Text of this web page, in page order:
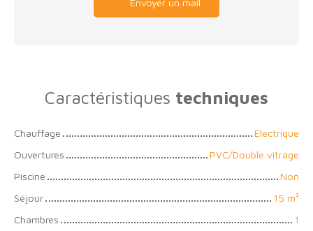
Envoyer un mail
Caractéristiques techniques
Chauffage
Electrique
Ouvertures
PVC/Double vitrage
Piscine
Non
Séjour
15 m²
Chambres
1